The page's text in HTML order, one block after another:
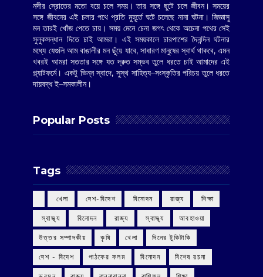
নদীর স্রোতের মতো বয়ে চলে সময়। তার সঙ্গে ছুটে চলে জীবন। সময়ের
সঙ্গে জীবনের এই চলার পথে প্রতি মুহূর্তে ঘটে চলেছে নানা ঘটনা। জিজ্ঞাসু
মন তারই খোঁজ পেতে চায়। সময় মেনে চেনা জগৎ থেকে অচেনা পথের সেই
সুলুকসন্ধান দিতে চাই আমরা। এই সময়কালে চারপাশের দৈনন্দিন ঘটনার
মধ্যে যেগুলি আম বাঙালীর মন ছুঁয়ে যাবে, সাধারণ মানুষের স্বার্থ থাকবে, এমন
খবরই আমরা সততার সঙ্গে যত দ্রুত সম্ভব তুলে ধরতে চাই আমাদের এই
প্ল্যাটফর্মে। একটু ভিন্ন স্বাদে, সুস্থ সাহিত্য–সংস্কৃতির পরিচয় তুলে ধরতে
দায়বদ্ধ ই–সমকালীন।
Popular Posts
Tags
‌ খেলা ‌ দেশ-বিদেশ ‌ বিনোদন ‌ রাজ্য ‌ শিক্ষা
‌ স্বাস্থ্য ‌ বিনোদন ‌ রাজ্য ‌ স্বাস্থ্য আবহাওয়া
উত্তর সম্পাদকীয় কৃষি খেলা দিনের টুকিটাকি
দেশ - বিদেশ পাঠকের কলম বিনোদন বিশেষ রচনা